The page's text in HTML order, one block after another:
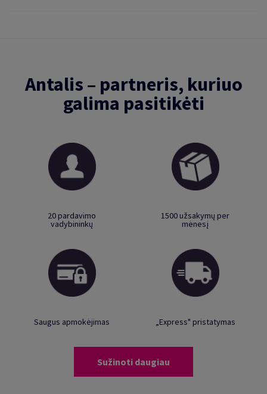
Antalis – partneris, kuriuo
galima pasitikėti
20 pardavimo
vadybininkų
1500 užsakymų per
mėnesį
Saugus apmokėjimas „Express" pristatymas
Sužinoti daugiau